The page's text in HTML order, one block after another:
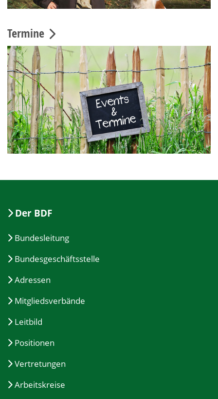
Termine
Der BDF
Bundesleitung
Bundesgeschäftsstelle
Adressen
Mitgliedsverbände
Leitbild
Positionen
Vertretungen
Arbeitskreise